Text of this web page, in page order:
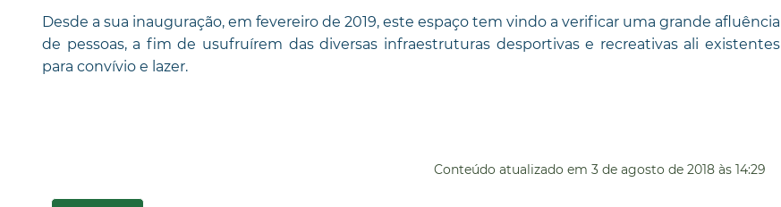
Desde a sua inauguração, em fevereiro de 2019, este espaço tem vindo a verificar uma grande afluência
de pessoas, a fim de usufruírem das diversas infraestruturas desportivas e recreativas ali existentes
para convívio e lazer.
Conteúdo atualizado em 3 de agosto de 2018 às 14:29